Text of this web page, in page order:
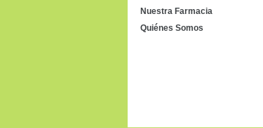
Nuestra Farmacia
Quiénes Somos